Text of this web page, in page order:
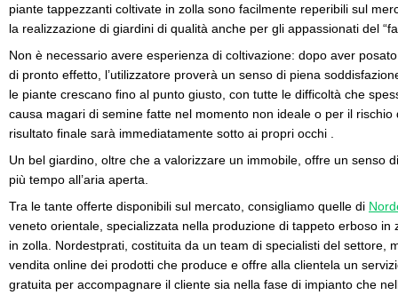
piante tappezzanti coltivate in zolla sono facilmente reperibili sul
la realizzazione di giardini di qualità anche per gli appassionati del
Non è necessario avere esperienza di coltivazione: dopo aver
di pronto effetto, l’utilizzatore proverà un senso di piena
le piante crescano fino al punto giusto, con tutte le difficoltà che
causa magari di semine fatte nel momento non ideale o per il
risultato finale sarà immediatamente sotto ai propri occhi .
Un bel giardino, oltre che a valorizzare un immobile, offre un senso
più tempo all’aria aperta.
Tra le tante offerte disponibili sul mercato, consigliamo quelle di
veneto orientale, specializzata nella produzione di tappeto erboso in
in zolla. Nordestprati, costituita da un team di specialisti del settore,
vendita online dei prodotti che produce e offre alla clientela un
gratuita per accompagnare il cliente sia nella fase di impianto che